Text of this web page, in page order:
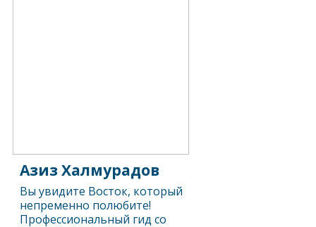
Азиз Халмурадов
Вы увидите Восток, который
непременно полюбите!
Профессиональный гид со